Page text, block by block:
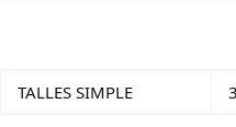
TALLES SIMPLE